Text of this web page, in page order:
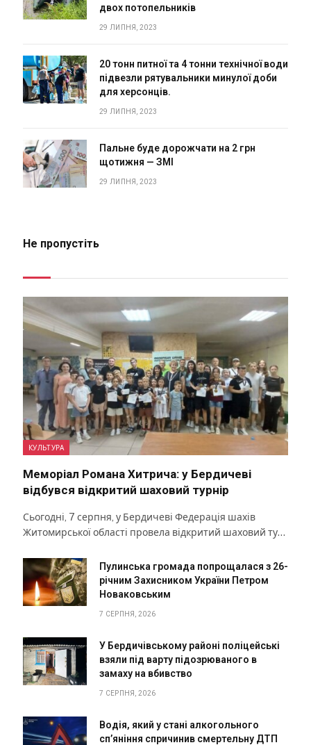
двох потопельників
29 ЛИПНЯ, 2023
20 тонн питної та 4 тонни технічної води
підвезли рятувальники минулої доби
для херсонців.
29 ЛИПНЯ, 2023
Пальне буде дорожчати на 2 грн
щотижня — ЗМІ
29 ЛИПНЯ, 2023
Не пропустіть
КУЛЬТУРА
Меморіал Романа Хитрича: у Бердичеві
відбувся відкритий шаховий турнір
Сьогодні, 7 серпня, у Бердичеві Федерація шахів
Житомирської області провела відкритий шаховий ту…
Пулинська громада попрощалася з 26-
річним Захисником України Петром
Новаковським
7 СЕРПНЯ, 2026
У Бердичівському районі поліцейські
взяли під варту підозрюваного в
замаху на вбивство
7 СЕРПНЯ, 2026
Водія, який у стані алкогольного
сп’яніння спричинив смертельну ДТП